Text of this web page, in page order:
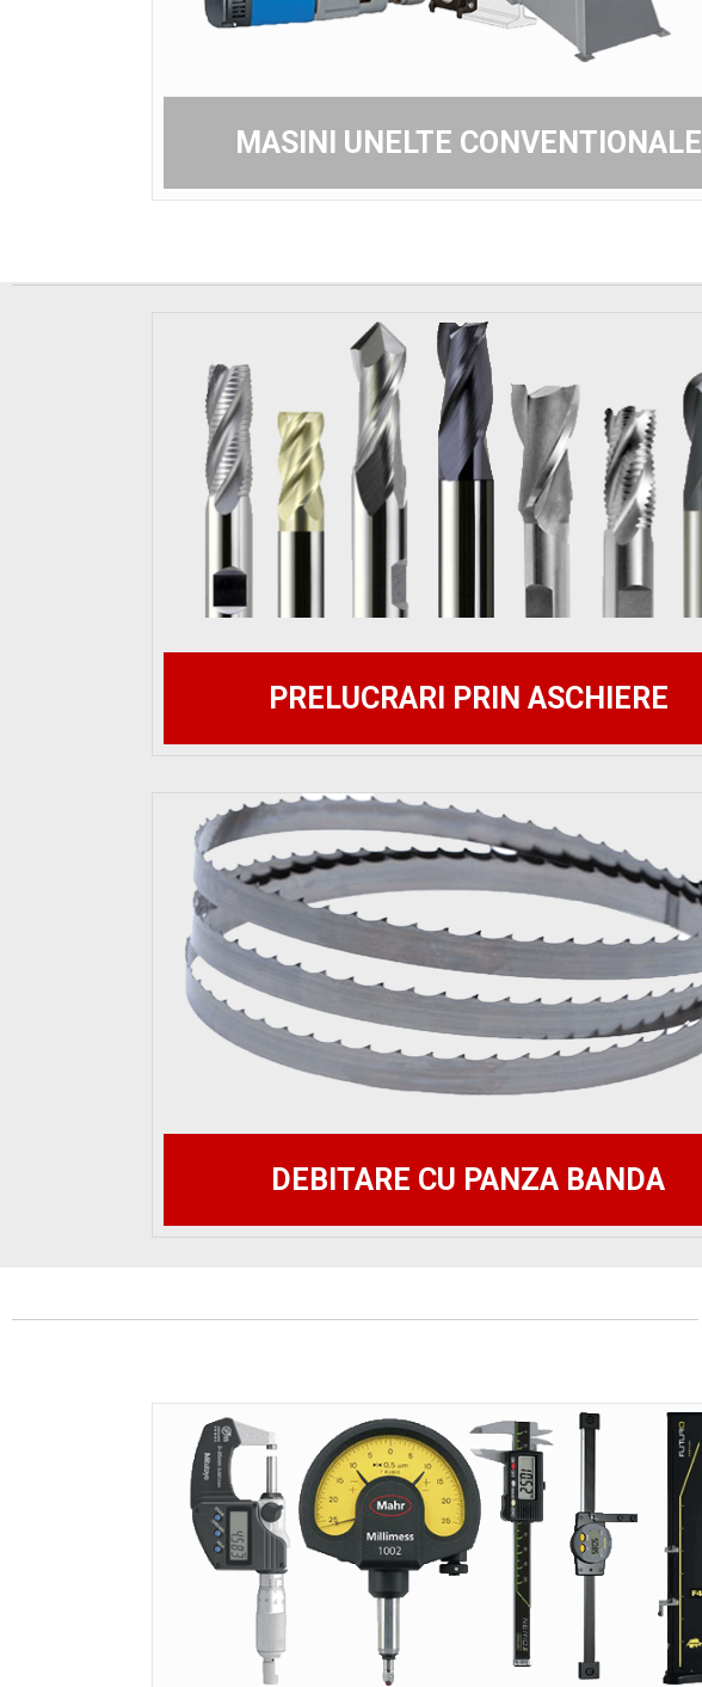
MASINI UNELTE CONVENTIONALE
PRELUCRARI PRIN ASCHIERE
DEBITARE CU PANZA BANDA